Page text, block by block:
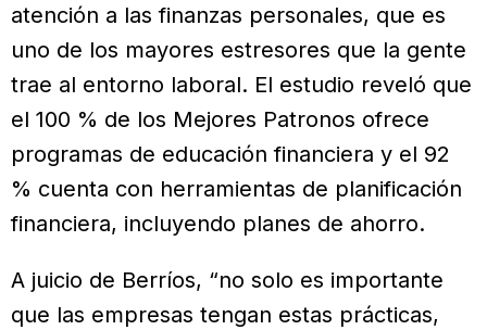
atención a las finanzas personales, que es
uno de los mayores estresores que la gente
trae al entorno laboral. El estudio reveló que
el 100 % de los Mejores Patronos ofrece
programas de educación financiera y el 92
% cuenta con herramientas de planificación
financiera, incluyendo planes de ahorro.
A juicio de Berríos, “no solo es importante
que las empresas tengan estas prácticas,